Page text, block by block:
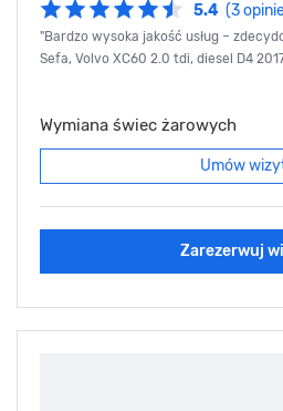
5.4 (3
"Bardzo wysoka jakość usług –
Sefa, Volvo XC60 2.0 tdi, diesel D4
Wymiana świec żarowych
Umów
Zarezerwuj